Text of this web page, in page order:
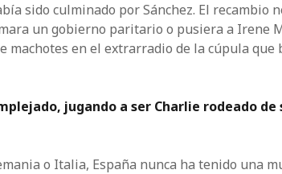
sido culminado por Sánchez. El recambio
un gobierno paritario o pusiera a Irene
machotes en el extrarradio de la cúpula que
jugando a ser Charlie rodeado de
o Italia, España nunca ha tenido una